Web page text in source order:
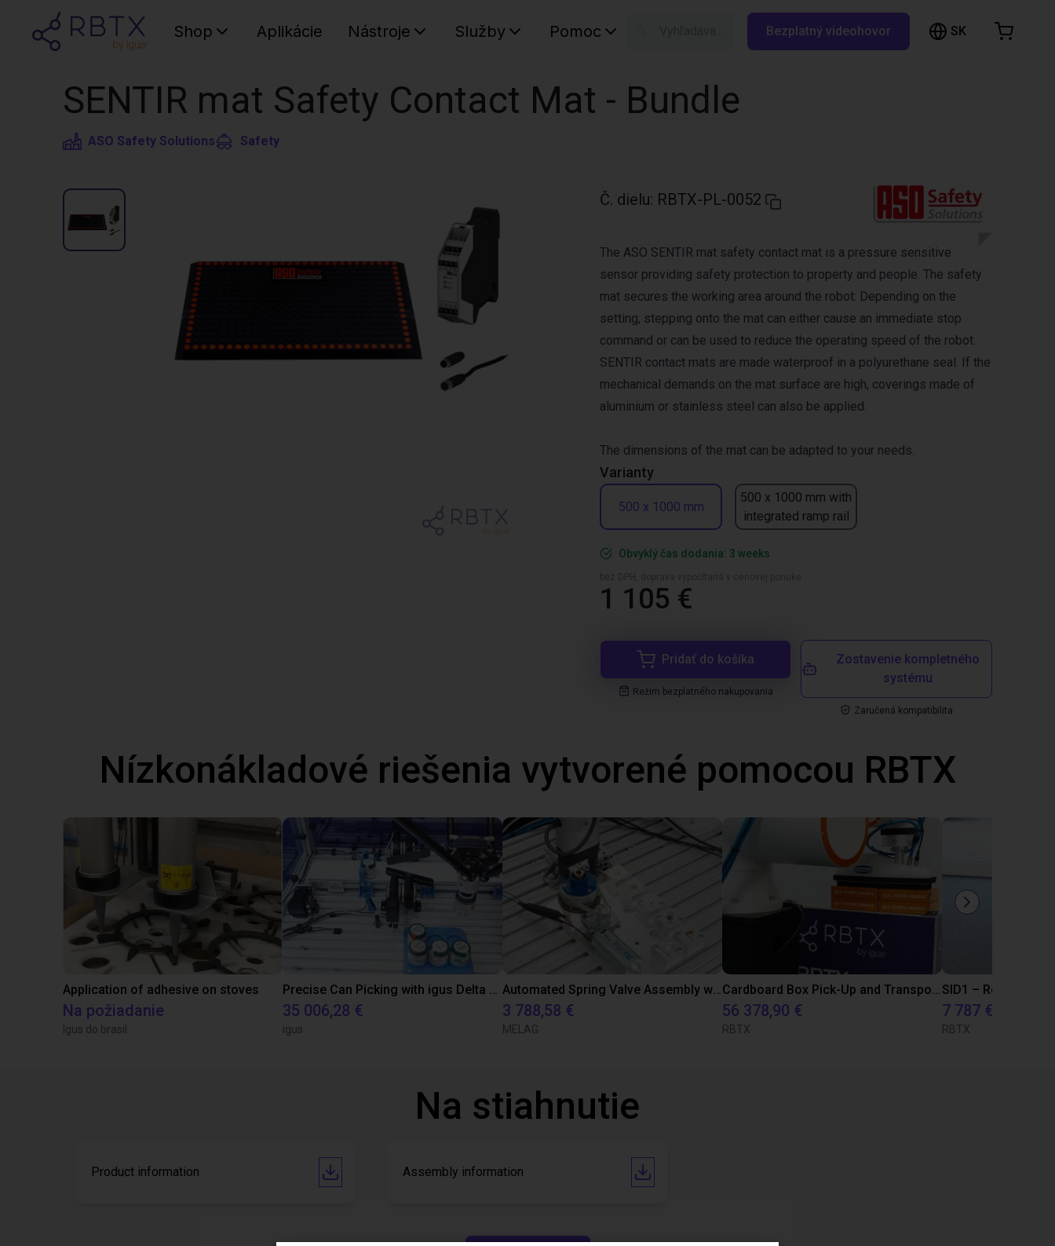
Shop Aplikácie Nástroje Služby Pomoc Bezplatný videohovor SK
SENTIR mat Safety Contact Mat - Bundle
ASO Safety Solutions Safety
Č. dielu: RBTX-PL-0052
Varianty
500 x 1000 mm
500 x 1000 mm with
integrated ramp rail
The ASO SENTIR mat safety contact mat is a pressure sensitive
sensor providing safety protection to property and people. The safety
mat secures the working area around the robot: Depending on the
setting, stepping onto the mat can either cause an immediate stop
command or can be used to reduce the operating speed of the robot.
SENTIR contact mats are made waterproof in a polyurethane seal. If the
mechanical demands on the mat surface are high, coverings made of
aluminium or stainless steel can also be applied.
The dimensions of the mat can be adapted to your needs.
Obvyklý čas dodania: 3 weeks
1 105 €
Pridať do košíka
Režim bezplatného nakupovania
Zostavenie kompletného
systému
Zaručená kompatibilita
Nízkonákladové riešenia vytvorené pomocou RBTX
Application of adhesive on stoves
Na požiadanie
Igus do brasil
Precise Can Picking with igus Delta Robot and Apiro Pre-Positioning
35 006,28 €
igus
Automated Spring Valve Assembly with Screwdriving Process using Dobot Nova 2 Robot
3 788,58 €
MELAG
Cardboard Box Pick-Up and Transport Solution with FR20 and ReBeLMove
56 378,90 €
RBTX
7 787 €
RBTX
Na stiahnutie
Product information Assembly information
Nákupný košík